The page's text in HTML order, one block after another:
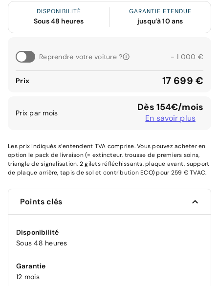
DISPONIBILITÉ
Sous 48 heures
GARANTIE ETENDUE
jusqu’à 10 ans
Reprendre votre voiture ? - 1 000 €
Prix 17 699 €
Prix par mois Dès 154€/mois
En savoir plus
Les prix indiqués s’entendent TVA comprise. Vous pouvez acheter en
option le pack de livraison (= extincteur, trousse de premiers soins,
triangle de signalisation, 2 gilets réfléchissants, plaque avant, support
de plaque arrière, tapis de sol et contribution ECO) pour 259 € TVAC.
Points clés
Disponibilité
Sous 48 heures
Garantie
12 mois